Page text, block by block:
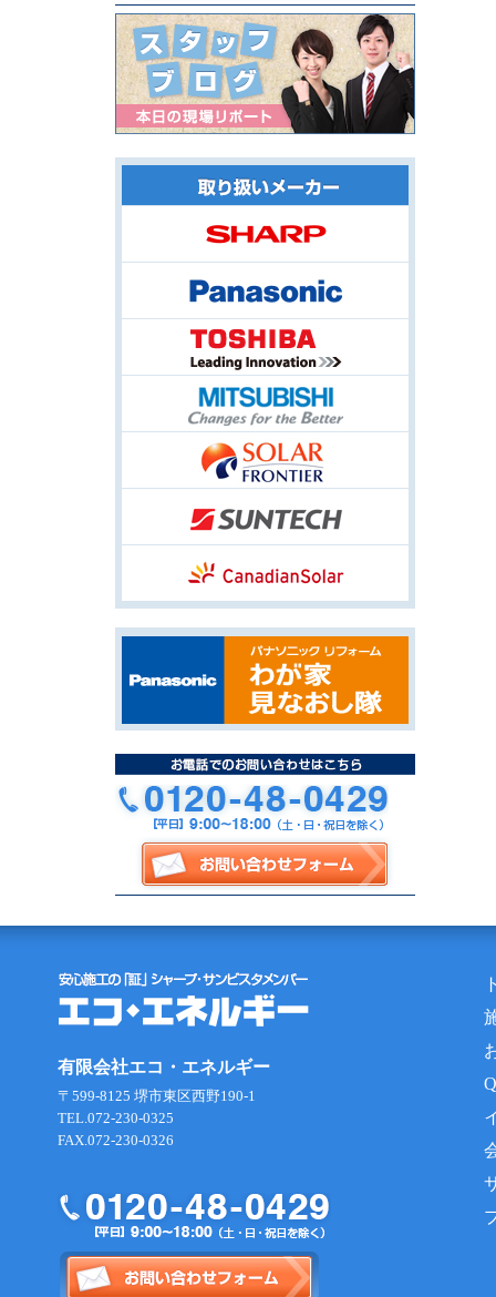
有限会社エコ・エネルギー
〒599-8125 堺市東区西野190-1
TEL.072-230-0325
FAX.072-230-0326